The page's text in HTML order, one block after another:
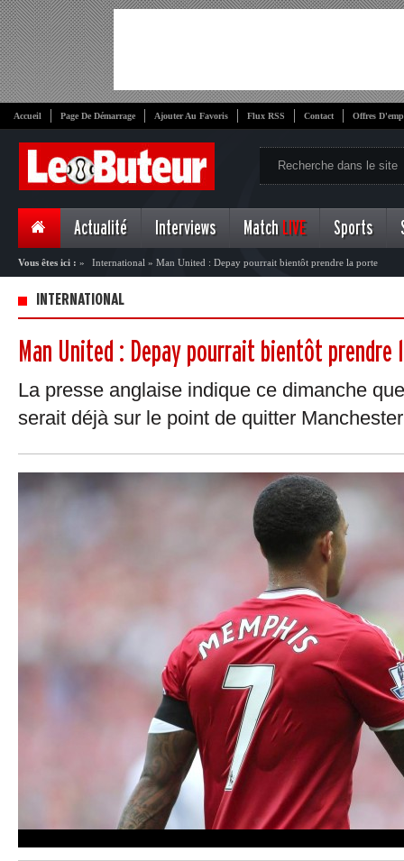
Accueil Page De Démarrage Ajouter Au Favoris Flux RSS Contact Offres
Actualité Interviews Match LIVE Sports
Vous êtes ici : » International » Man United : Depay pourrait bientôt prendre la porte
INTERNATIONAL
Man United : Depay pourrait bientôt prendre
La presse anglaise indique ce dimanche
serait déjà sur le point de quitter